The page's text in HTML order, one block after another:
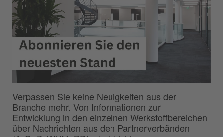
Verpassen Sie keine Neuigkeiten aus der
Branche mehr. Von Informationen zur
Entwicklung in den einzelnen Werkstoffbereichen
über Nachrichten aus den Partnerverbänden